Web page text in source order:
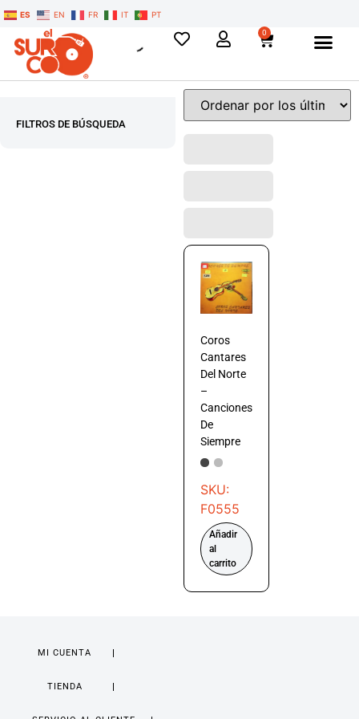
ES EN FR IT PT
0
FILTROS DE BÚSQUEDA
Coros
Cantares
Del Norte
–
Canciones
De
Siempre
SKU:
F0555
Añadir
al
carrito
MI CUENTA
TIENDA